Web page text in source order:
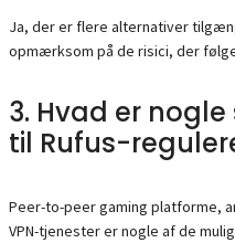
Ja, der er flere alternativer
opmærksom på de risici, der
3. Hvad er
til Rufus-
Peer-to-peer gaming platforme,
VPN-tjenester er nogle af de